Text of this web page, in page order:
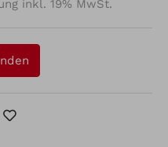
inkl. 19% MwSt.